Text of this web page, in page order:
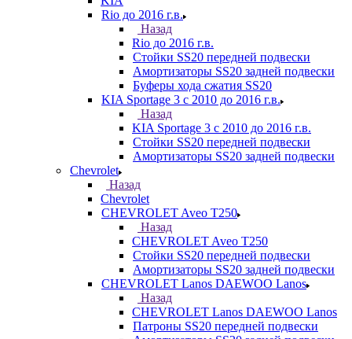
Rio до 2016 г.в.
Назад
Rio до 2016 г.в.
Стойки SS20 передней подвески
Амортизаторы SS20 задней подвески
Буферы хода сжатия SS20
KIA Sportage 3 с 2010 до 2016 г.в.
Назад
KIA Sportage 3 с 2010 до 2016 г.в.
Стойки SS20 передней подвески
Амортизаторы SS20 задней подвески
Chevrolet
Назад
Chevrolet
CHEVROLET Aveo T250
Назад
CHEVROLET Aveo T250
Стойки SS20 передней подвески
Амортизаторы SS20 задней подвески
CHEVROLET Lanos DAEWOO Lanos
Назад
CHEVROLET Lanos DAEWOO Lanos
Патроны SS20 передней подвески